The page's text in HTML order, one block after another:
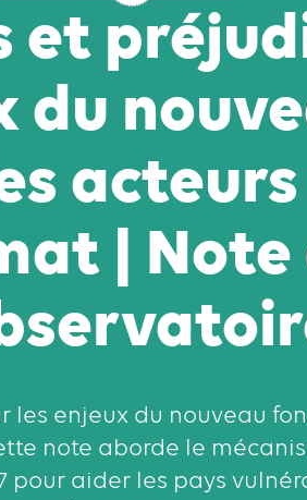
et
du
| Note
les enjeux du nouveau
note aborde le
pour aider les pays